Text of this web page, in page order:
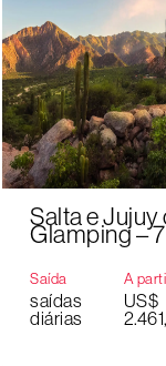
Salta e Jujuy
Glamping –
Saída
saídas
diárias
A
US$